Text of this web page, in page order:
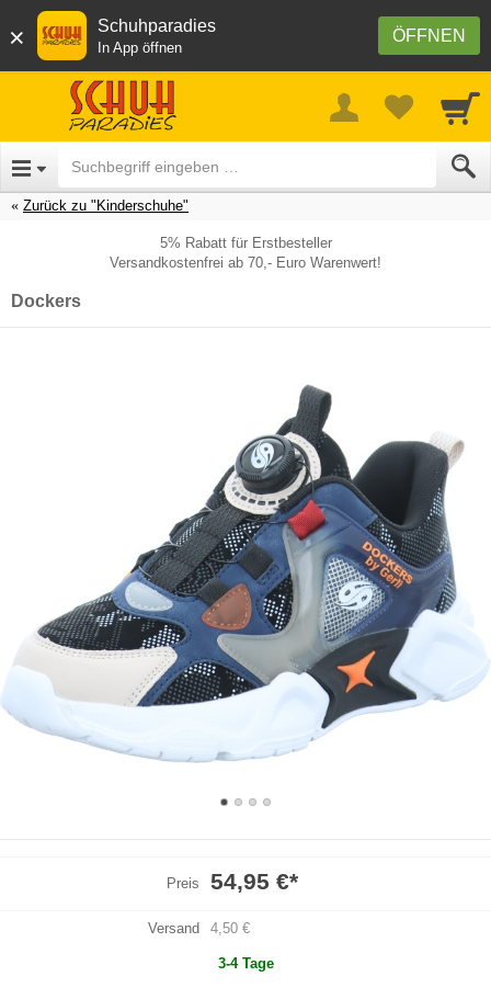
× ÖFFNEN
Schuhparadies
In App öffnen
Zurück zu "Kinderschuhe"
5% Rabatt für Erstbesteller
Versandkostenfrei ab 70,- Euro Warenwert!
Dockers
Preis 54,95 €*
Versand 4,50 €
3-4 Tage